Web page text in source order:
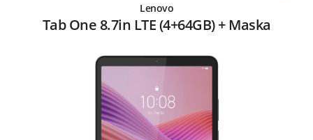
Lenovo
Tab One 8.7in LTE (4+64GB) + Maska